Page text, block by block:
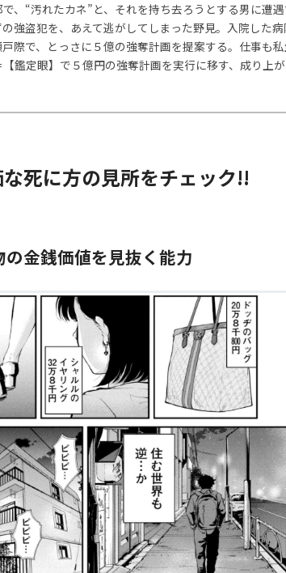
、“汚れたカネ”と、それを持ち去ろうとする男に遭
強盗犯を、あえて逃がしてしまった野見。入院した
際で、とっさに５億の強奪計画を提案する。仕事も
鑑定眼】で５億円の強奪計画を実行に移す、成り上
死に方の見所をチェック!!
金銭価値を見抜く能力